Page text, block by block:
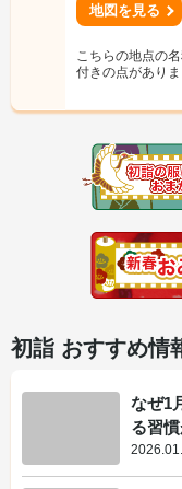
地図を見る
こちらの地点の
付きの点があり
初詣 おすすめ情
なぜ1
る習